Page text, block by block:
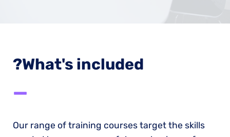
What's included?
—
Our range of training courses target the skills